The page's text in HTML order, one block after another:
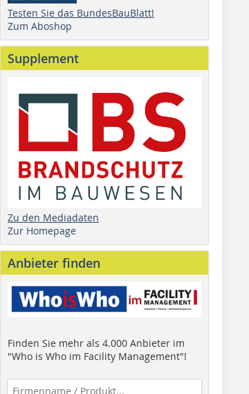
Testen Sie das BundesBauBlatt!
Zum Aboshop
Supplement
Zu den Mediadaten
Zur Homepage
Anbieter finden
Finden Sie mehr als 4.000 Anbieter im
"Who is Who im Facility Management"!